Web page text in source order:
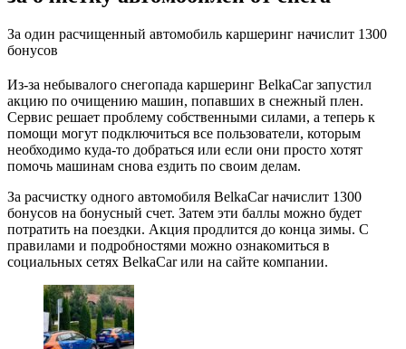
За один расчищенный автомобиль каршеринг начислит 1300
бонусов
Из-за небывалого снегопада каршеринг BelkaCar запустил
акцию по очищению машин, попавших в снежный плен.
Сервис решает проблему собственными силами, а теперь к
помощи могут подключиться все пользователи, которым
необходимо куда-то добраться или если они просто хотят
помочь машинам снова ездить по своим делам.
За расчистку одного автомобиля BelkaCar начислит 1300
бонусов на бонусный счет. Затем эти баллы можно будет
потратить на поездки. Акция продлится до конца зимы. С
правилами и подробностями можно ознакомиться в
социальных сетях BelkaCar или на сайте компании.